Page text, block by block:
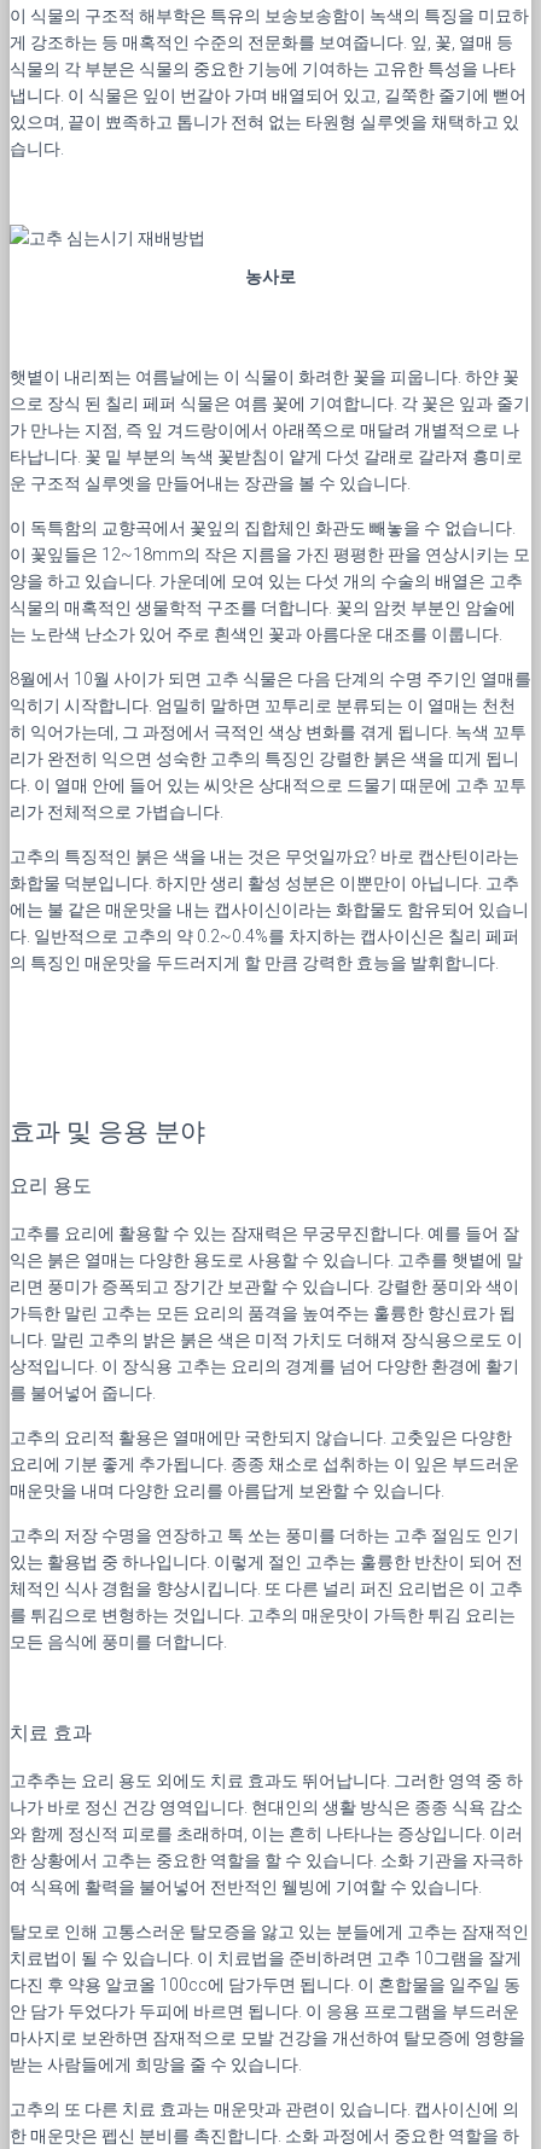
이 식물의 구조적 해부학은 특유의 보송보송함이 녹색의 특징을 미묘하
게 강조하는 등 매혹적인 수준의 전문화를 보여줍니다. 잎, 꽃, 열매 등
식물의 각 부분은 식물의 중요한 기능에 기여하는 고유한 특성을 나타
냅니다. 이 식물은 잎이 번갈아 가며 배열되어 있고, 길쭉한 줄기에 뻗어
있으며, 끝이 뾰족하고 톱니가 전혀 없는 타원형 실루엣을 채택하고 있
습니다.
농사로
햇볕이 내리쬐는 여름날에는 이 식물이 화려한 꽃을 피웁니다. 하얀 꽃
으로 장식 된 칠리 페퍼 식물은 여름 꽃에 기여합니다. 각 꽃은 잎과 줄기
가 만나는 지점, 즉 잎 겨드랑이에서 아래쪽으로 매달려 개별적으로 나
타납니다. 꽃 밑 부분의 녹색 꽃받침이 얕게 다섯 갈래로 갈라져 흥미로
운 구조적 실루엣을 만들어내는 장관을 볼 수 있습니다.
이 독특함의 교향곡에서 꽃잎의 집합체인 화관도 빼놓을 수 없습니다.
이 꽃잎들은 12~18mm의 작은 지름을 가진 평평한 판을 연상시키는 모
양을 하고 있습니다. 가운데에 모여 있는 다섯 개의 수술의 배열은 고추
식물의 매혹적인 생물학적 구조를 더합니다. 꽃의 암컷 부분인 암술에
는 노란색 난소가 있어 주로 흰색인 꽃과 아름다운 대조를 이룹니다.
8월에서 10월 사이가 되면 고추 식물은 다음 단계의 수명 주기인 열매를
익히기 시작합니다. 엄밀히 말하면 꼬투리로 분류되는 이 열매는 천천
히 익어가는데, 그 과정에서 극적인 색상 변화를 겪게 됩니다. 녹색 꼬투
리가 완전히 익으면 성숙한 고추의 특징인 강렬한 붉은 색을 띠게 됩니
다. 이 열매 안에 들어 있는 씨앗은 상대적으로 드물기 때문에 고추 꼬투
리가 전체적으로 가볍습니다.
고추의 특징적인 붉은 색을 내는 것은 무엇일까요? 바로 캡산틴이라는
화합물 덕분입니다. 하지만 생리 활성 성분은 이뿐만이 아닙니다. 고추
에는 불 같은 매운맛을 내는 캡사이신이라는 화합물도 함유되어 있습니
다. 일반적으로 고추의 약 0.2~0.4%를 차지하는 캡사이신은 칠리 페퍼
의 특징인 매운맛을 두드러지게 할 만큼 강력한 효능을 발휘합니다.
효과 및 응용 분야
요리 용도
고추를 요리에 활용할 수 있는 잠재력은 무궁무진합니다. 예를 들어 잘
익은 붉은 열매는 다양한 용도로 사용할 수 있습니다. 고추를 햇볕에 말
리면 풍미가 증폭되고 장기간 보관할 수 있습니다. 강렬한 풍미와 색이
가득한 말린 고추는 모든 요리의 품격을 높여주는 훌륭한 향신료가 됩
니다. 말린 고추의 밝은 붉은 색은 미적 가치도 더해져 장식용으로도 이
상적입니다. 이 장식용 고추는 요리의 경계를 넘어 다양한 환경에 활기
를 불어넣어 줍니다.
고추의 요리적 활용은 열매에만 국한되지 않습니다. 고춧잎은 다양한
요리에 기분 좋게 추가됩니다. 종종 채소로 섭취하는 이 잎은 부드러운
매운맛을 내며 다양한 요리를 아름답게 보완할 수 있습니다.
고추의 저장 수명을 연장하고 톡 쏘는 풍미를 더하는 고추 절임도 인기
있는 활용법 중 하나입니다. 이렇게 절인 고추는 훌륭한 반찬이 되어 전
체적인 식사 경험을 향상시킵니다. 또 다른 널리 퍼진 요리법은 이 고추
를 튀김으로 변형하는 것입니다. 고추의 매운맛이 가득한 튀김 요리는
모든 음식에 풍미를 더합니다.
치료 효과
고추추는 요리 용도 외에도 치료 효과도 뛰어납니다. 그러한 영역 중 하
나가 바로 정신 건강 영역입니다. 현대인의 생활 방식은 종종 식욕 감소
와 함께 정신적 피로를 초래하며, 이는 흔히 나타나는 증상입니다. 이러
한 상황에서 고추는 중요한 역할을 할 수 있습니다. 소화 기관을 자극하
여 식욕에 활력을 불어넣어 전반적인 웰빙에 기여할 수 있습니다.
탈모로 인해 고통스러운 탈모증을 앓고 있는 분들에게 고추는 잠재적인
치료법이 될 수 있습니다. 이 치료법을 준비하려면 고추 10그램을 잘게
다진 후 약용 알코올 100cc에 담가두면 됩니다. 이 혼합물을 일주일 동
안 담가 두었다가 두피에 바르면 됩니다. 이 응용 프로그램을 부드러운
마사지로 보완하면 잠재적으로 모발 건강을 개선하여 탈모증에 영향을
받는 사람들에게 희망을 줄 수 있습니다.
고추의 또 다른 치료 효과는 매운맛과 관련이 있습니다. 캡사이신에 의
한 매운맛은 펩신 분비를 촉진합니다. 소화 과정에서 중요한 역할을 하